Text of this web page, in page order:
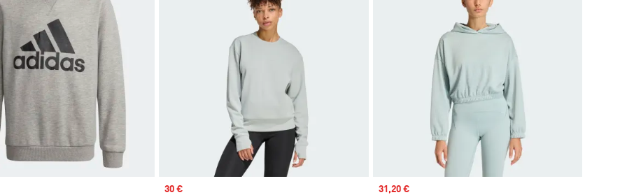
Sale price
30 € Sale price
31,20 €